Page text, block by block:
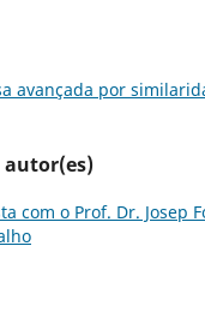
avançada por
autor(es)
com o Prof. Dr. Josep